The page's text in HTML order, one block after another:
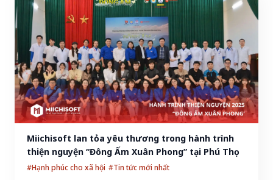
Miichisoft lan tỏa yêu thương trong hành trình
thiện nguyện “Đông Ấm Xuân Phong” tại Phú Thọ
#Hạnh phúc cho xã hội #Tin tức mới nhất